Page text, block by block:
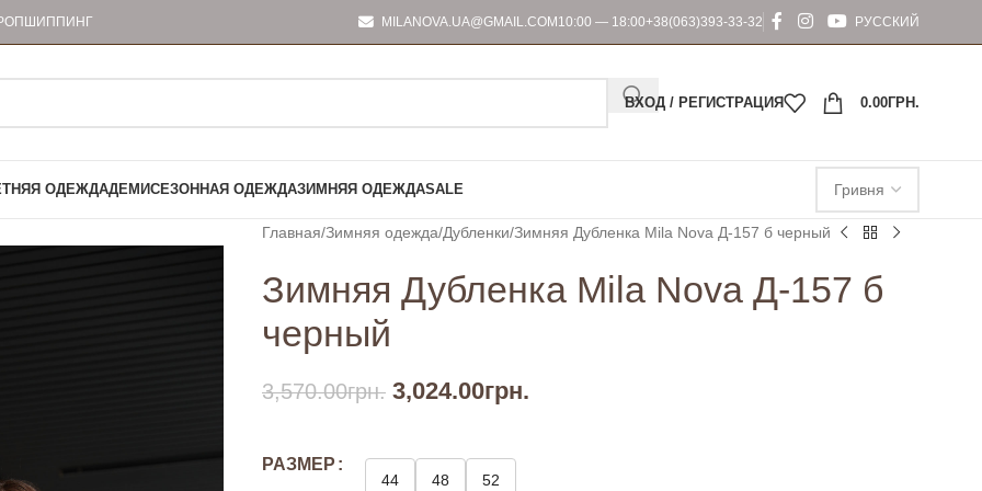
MILANOVA.UA@GMAIL.COM 10:00 — 18:00+38(063)393-33-32 РУССКИЙ
ВХОД / РЕГИСТРАЦИЯ 0.00ГРН.
ОДЕЖДАДЕМИСЕЗОННАЯ ОДЕЖДАЗИМНЯЯ ОДЕЖДАSALE
Главная Зимняя одежда Дубленки Зимняя Дубленка Mila Nova Д-157 б черный
Зимняя Дубленка Mila Nova Д-157 б
черный
3,570.00грн. 3,024.00грн.
РАЗМЕР
44 48 52